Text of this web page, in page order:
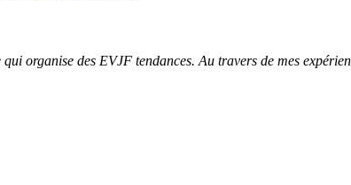
organise des EVJF tendances. Au travers de mes